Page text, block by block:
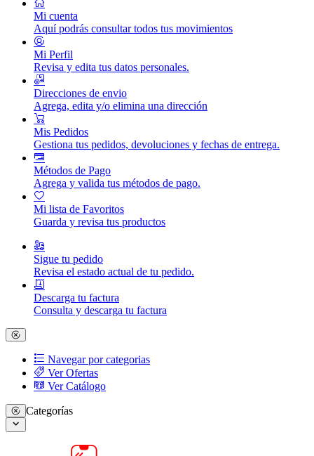
Mi cuenta
Aquí podrás consultar todos tus movimientos
Mi Perfil
Revisa y edita tus datos personales.
Direcciones de envio
Agrega, edita y/o elimina una dirección
Mis Pedidos
Gestiona tus pedidos, devoluciones y fechas de entrega.
Métodos de Pago
Agrega y valida tus métodos de pago.
Mi lista de Favoritos
Guarda y revisa tus productos
Sigue tu pedido
Revisa el estado actual de tu pedido.
Descarga tu factura
Consulta y descarga tu factura
Navegar por categorias
Ver Ofertas
Ver Catálogo
Categorías